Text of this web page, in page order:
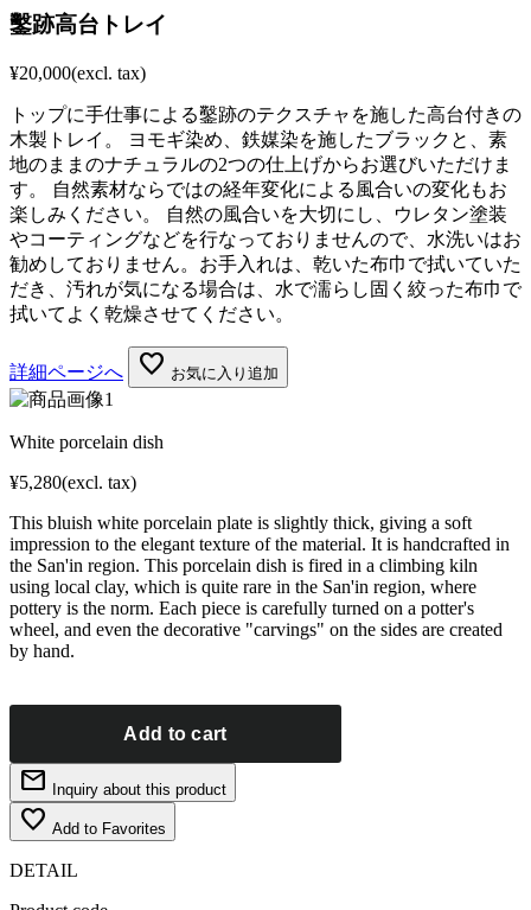
鑿跡高台トレイ
¥20,000(excl. tax)
トップに手仕事による鑿跡のテクスチャを施した高台付きの
木製トレイ。 ヨモギ染め、鉄媒染を施したブラックと、素
地のままのナチュラルの2つの仕上げからお選びいただけま
す。 自然素材ならではの経年変化による風合いの変化もお
楽しみください。 自然の風合いを大切にし、ウレタン塗装
やコーティングなどを行なっておりませんので、水洗いはお
勧めしておりません。お手入れは、乾いた布巾で拭いていた
だき、汚れが気になる場合は、水で濡らし固く絞った布巾で
拭いてよく乾燥させてください。
詳細ページへ favorite お気に入り追加
White porcelain dish
¥5,280(excl. tax)
This bluish white porcelain plate is slightly thick, giving a soft
impression to the elegant texture of the material. It is handcrafted in
the San'in region. This porcelain dish is fired in a climbing kiln
using local clay, which is quite rare in the San'in region, where
pottery is the norm. Each piece is carefully turned on a potter's
wheel, and even the decorative "carvings" on the sides are created
by hand.
mail Inquiry about this product
favorite_border Add to Favorites
DETAIL